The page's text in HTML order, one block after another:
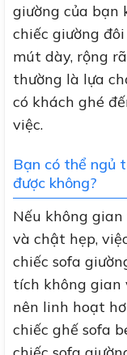
giường của bạn
chiếc giường
mút dày, rộng
thường là lựa
có khách ghé
việc.
Bạn có thể ngủ
được không?
Nếu không
và chật hẹp,
chiếc sofa
tích không
nên linh hoạt
chiếc ghế sofa